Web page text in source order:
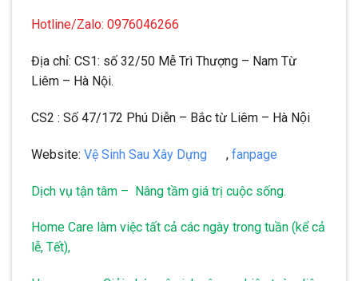
Hotline/Zalo: 0976046266
Địa chỉ: CS1: số 32/50 Mễ Trì Thượng – Nam Từ
Liêm – Hà Nội.
CS2 : Số 47/172 Phú Diễn – Bắc từ Liêm – Hà Nội
Website: Vệ Sinh Sau Xây Dựng , fanpage
Dịch vụ tận tâm – Nâng tầm giá trị cuộc sống.
Home Care làm việc tất cả các ngày trong tuần (kể cả
lễ, Tết),